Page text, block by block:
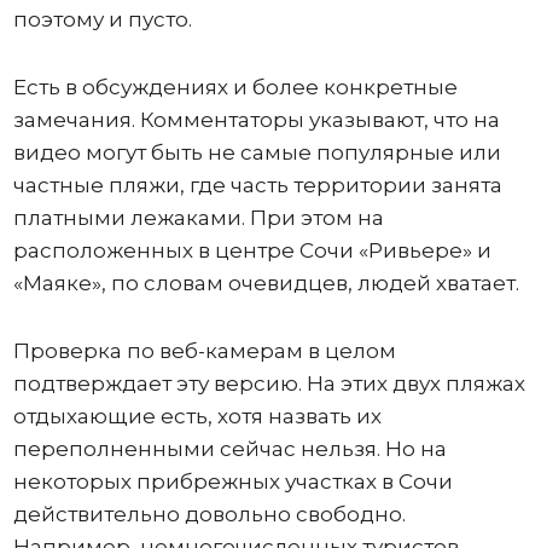
поэтому и пусто.
Есть в обсуждениях и более конкретные
замечания. Комментаторы указывают, что на
видео могут быть не самые популярные или
частные пляжи, где часть территории занята
платными лежаками. При этом на
расположенных в центре Сочи «Ривьере» и
«Маяке», по словам очевидцев, людей хватает.
Проверка по веб-камерам в целом
подтверждает эту версию. На этих двух пляжах
отдыхающие есть, хотя назвать их
переполненными сейчас нельзя. Но на
некоторых прибрежных участках в Сочи
действительно довольно свободно.